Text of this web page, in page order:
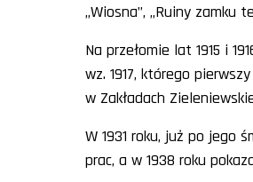
„Wiosna”, „Ruiny zamku
Na przełomie lat 1915 i
wz. 1917, którego
w Zakładach
W 1931 roku, już po jego
prac, a w 1938 roku